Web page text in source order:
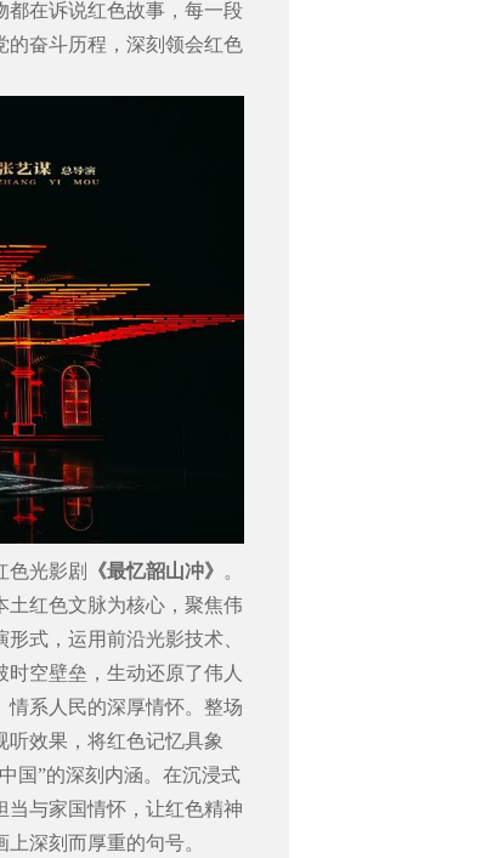
都在诉说红色故事，每一段
的奋斗历程，深刻领会红色
色光影剧 《最忆韶山冲》 。
土红色文脉为核心，聚焦伟
式，运用前沿光影技术、
空壁垒，生动还原了伟人
情系人民的深厚情怀。整场
效果，将红色记忆具象
国”的深刻内涵。在沉浸式
当与家国情怀，让红色精神
深刻而厚重的句号。